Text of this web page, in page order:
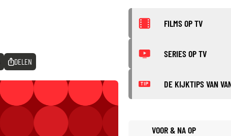
DELEN
FILMS OP TV
SERIES OP TV
TIP DE KIJKTIPS VAN
VOOR & NA OP